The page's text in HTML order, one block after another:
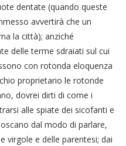
dentate (quando queste
avvertirà che un
la città); anziché
delle terme sdraiati sul cui
con rotonda eloquenza
proprietario le rotonde
dovrei dirti di come i
alle spiate dei sicofanti e
dal modo di parlare,
virgole e delle parentesi; dai